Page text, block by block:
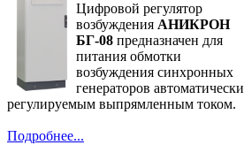
Цифровой регулятор
возбуждения АНИКРОН
БГ-08 предназначен для
питания обмотки
возбуждения синхронных
генераторов автоматически
регулируемым выпрямленным током.
Подробнее...